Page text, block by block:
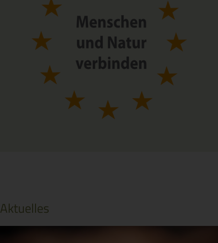
Aktuelles